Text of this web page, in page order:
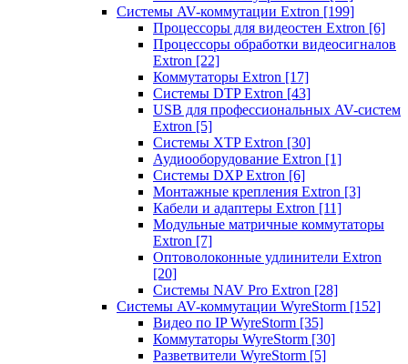
Системы AV-коммутации Extron [199]
Процессоры для видеостен Extron [6]
Процессоры обработки видеосигналов
Extron [22]
Коммутаторы Extron [17]
Системы DTP Extron [43]
USB для профессиональных AV-систем
Extron [5]
Системы XTP Extron [30]
Аудиооборудование Extron [1]
Системы DXP Extron [6]
Монтажные крепления Extron [3]
Кабели и адаптеры Extron [11]
Модульные матричные коммутаторы
Extron [7]
Оптоволоконные удлинители Extron
[20]
Системы NAV Pro Extron [28]
Системы AV-коммутации WyreStorm [152]
Видео по IP WyreStorm [35]
Коммутаторы WyreStorm [30]
Разветвители WyreStorm [5]